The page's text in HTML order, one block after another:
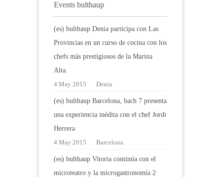
Events bulthaup
(es) bulthaup Denia participa con Las
Provincias en un curso de cocina con los
chefs más prestigiosos de la Marina
Alta.
4 May 2015 Denia
(es) bulthaup Barcelona, bach 7 presenta
una experiencia inédita con el chef Jordi
Herrera
4 May 2015 Barcelona
(es) bulthaup Vitoria continúa con el
microteatro y la microgastronomía 2